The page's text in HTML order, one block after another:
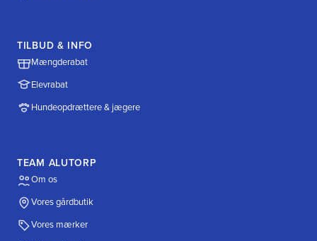
TILBUD & INFO
Mængderabat
Elevrabat
Hundeopdrættere & jægere
TEAM ALUTORP
Om os
Vores gårdbutik
Vores mærker